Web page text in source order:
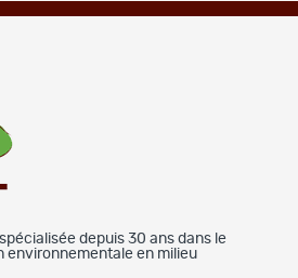
depuis 30 ans dans le
environnementale en milieu